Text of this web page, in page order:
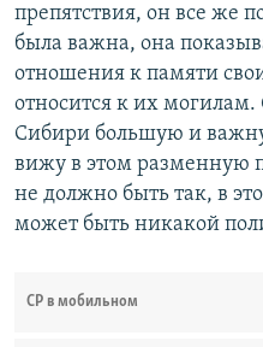
препятствия, он все же
была важна, она
отношения к памяти
относится к их могилам.
Сибири большую и
вижу в этом разменную
не должно быть так, в
может быть никакой
СР в мобильном